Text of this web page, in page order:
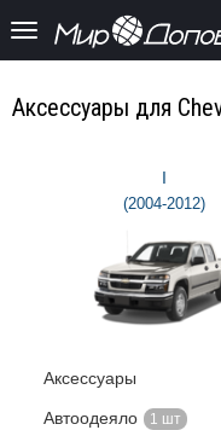
Аксессуары для
I
(2004-2012)
Аксессуары
Автоодеяло 1 шт